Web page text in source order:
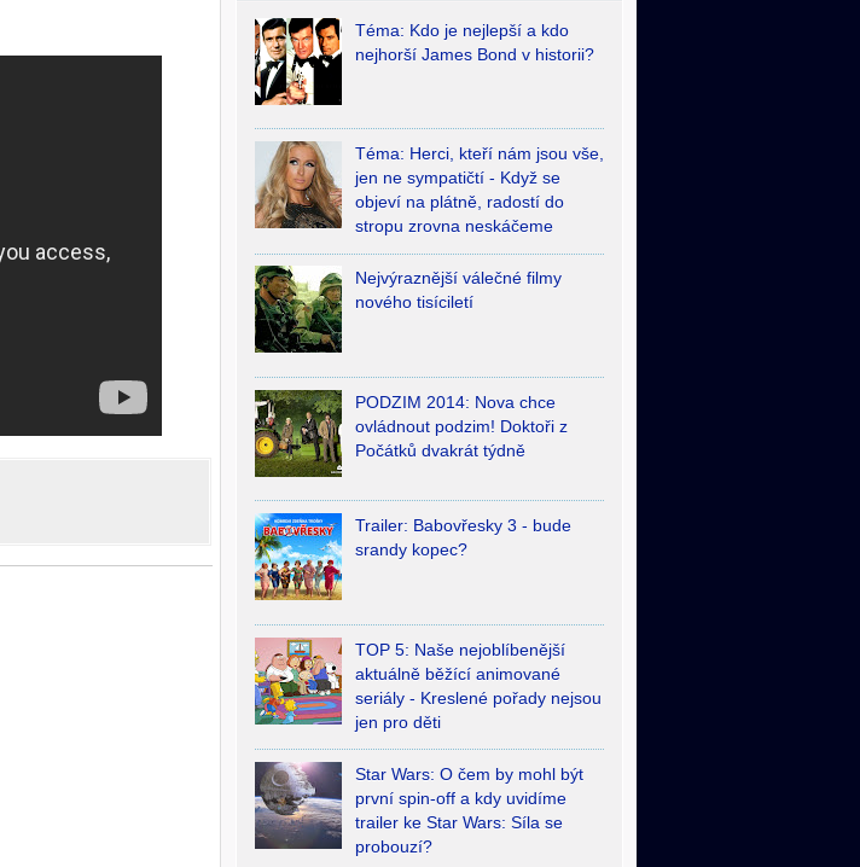
Téma: Kdo je nejlepší a kdo
nejhorší James Bond v historii?
Téma: Herci, kteří nám jsou vše,
jen ne sympatičtí - Když se
objeví na plátně, radostí do
stropu zrovna neskáčeme
Nejvýraznější válečné filmy
nového tisíciletí
PODZIM 2014: Nova chce
ovládnout podzim! Doktoři z
Počátků dvakrát týdně
Trailer: Babovřesky 3 - bude
srandy kopec?
TOP 5: Naše nejoblíbenější
aktuálně běžící animované
seriály - Kreslené pořady nejsou
jen pro děti
Star Wars: O čem by mohl být
první spin-off a kdy uvidíme
trailer ke Star Wars: Síla se
probouzí?